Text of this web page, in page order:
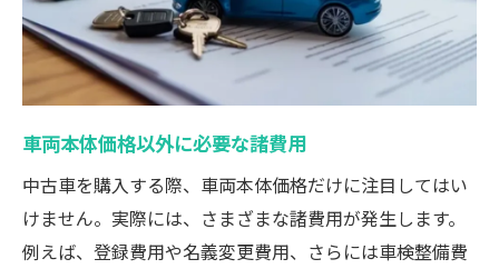
車両本体価格以外に必要な諸費用
中古車を購入する際、車両本体価格だけに注目してはい
けません。実際には、さまざまな諸費用が発生します。
例えば、登録費用や名義変更費用、さらには車検整備費